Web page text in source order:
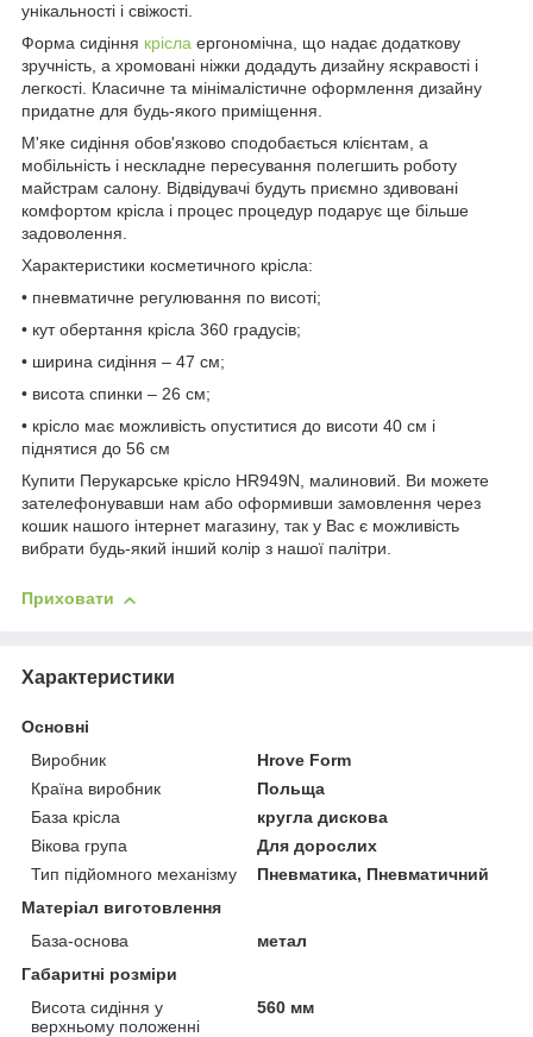
унікальності і свіжості.
Форма сидіння крісла ергономічна, що надає додаткову
зручність, а хромовані ніжки додадуть дизайну яскравості і
легкості. Класичне та мінімалістичне оформлення дизайну
придатне для будь-якого приміщення.
М'яке сидіння обов'язково сподобається клієнтам, а
мобільність і нескладне пересування полегшить роботу
майстрам салону. Відвідувачі будуть приємно здивовані
комфортом крісла і процес процедур подарує ще більше
задоволення.
Характеристики косметичного крісла:
• пневматичне регулювання по висоті;
• кут обертання крісла 360 градусів;
• ширина сидіння – 47 см;
• висота спинки – 26 см;
• крісло має можливість опуститися до висоти 40 см і
піднятися до 56 см
Купити Перукарське крісло HR949N, малиновий. Ви можете
зателефонувавши нам або оформивши замовлення через
кошик нашого інтернет магазину, так у Вас є можливість
вибрати будь-який інший колір з нашої палітри.
Приховати
Характеристики
Основні
Виробник
Hrove Form
Країна виробник
Польща
База крісла
кругла дискова
Вікова група
Для дорослих
Тип підйомного механізму
Пневматика, Пневматичний
Матеріал виготовлення
База-основа
метал
Габаритні розміри
Висота сидіння у
верхньому положенні
560 мм